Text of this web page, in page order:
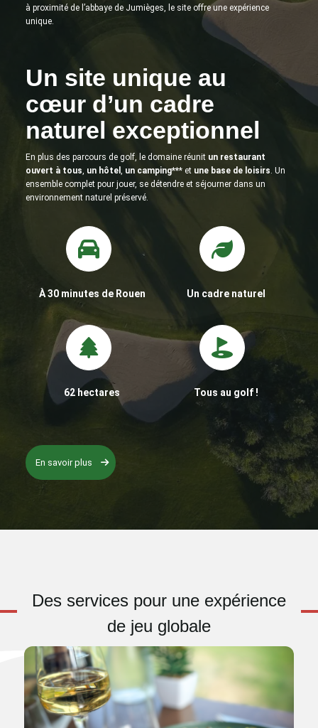
à proximité de l’abbaye de Jumièges, le site offre une expérience
unique.
Un site unique au
cœur d’un cadre
naturel exceptionnel
En plus des parcours de golf, le domaine réunit un restaurant
ouvert à tous, un hôtel , un camping*** et une base de loisirs. Un
ensemble complet pour jouer, se détendre et séjourner dans un
environnement naturel préservé.
À 30 minutes de Rouen Un cadre naturel
62 hectares Tous au golf !
En savoir plus
Des services pour une expérience
de jeu globale